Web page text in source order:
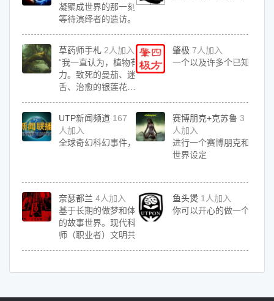
凝聚成世界的那一刻， 同时它也在
等待演绎者的造访。
草药师手札 2人加入
“我一直认为，植物有种神奇的魔
力。致死的曼茄、迷幻的艾德之
舌、治愈的银莲花……它们生长在
气，却千姿百态，犹如众人。”
肇极 7人加入
一个以及许多个已知的文
UTP新闻频道 167
人加入
全球奇幻科幻事件，最近最快通告
赛博朋克+克苏鲁 3
人加入
进行一个赛博朋克和克苏
世界设定
奈瑟都兰 4人加入
基于长期的做梦和体验和无端幻想
的故事世界。现代科技和落后的法
师（职业者）文明共存在困顿苦难
走一部分地区随便写）
鱼头煲 1人加入
你可以开心的做一个咸鱼